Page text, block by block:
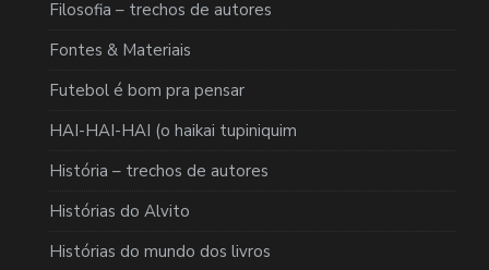
Filosofia – trechos de autores
Fontes & Materiais
Futebol é bom pra pensar
HAI-HAI-HAI (o haikai tupiniquim
História – trechos de autores
Histórias do Alvito
Histórias do mundo dos livros